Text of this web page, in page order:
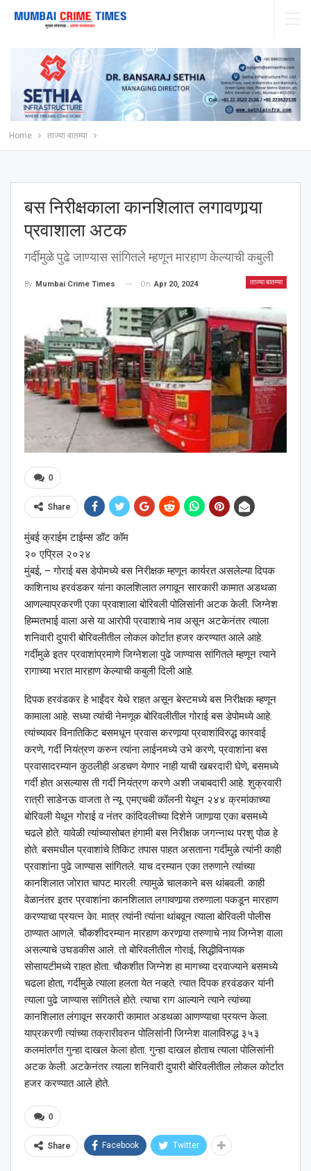
Home ताज्या बातम्या
बस निरीक्षकाला कानशिलात लगावणार्‍या
प्रवाशाला अटक
गर्दीमुळे पुढे जाण्यास सांगितले म्हणून मारहाण केल्याची कबुली
ताज्या बातम्या
By Mumbai Crime Times On Apr 20, 2024
0
Share
मुंबई क्राईम टाईम्स डॉट कॉम
२० एप्रिल २०२४
मुंबई, – गोराई बस डेपोमध्ये बस निरीक्षक म्हणून कार्यरत असलेल्या दिपक
काशिनाथ हरवंडकर यांना कालशिलात लगावून सारकारी कामात अडथळा
आणल्याप्रकरणी एका प्रवाशाला बोरिवली पोलिसांनी अटक केली. जिग्नेश
हिम्मतभाई वाला असे या आरोपी प्रवाशाचे नाव असून अटकेनंतर त्याला
शनिवारी दुपारी बोरिवलीतील लोकल कोर्टात हजर करण्यात आले आहे.
गर्दीमुळे इतर प्रवाशांप्रमाणे जिग्नेशला पुढे जाण्यास सांगितले म्हणून त्याने
रागाच्या भरात मारहाण केल्याची कबुली दिली आहे.
दिपक हरवंडकर हे भाईंदर येथे राहत असून बेस्टमध्ये बस निरीक्षक म्हणून
कामाला आहे. सध्या त्यांची नेमणूक बोरिवलीतील गोराई बस डेपोमध्ये आहे.
त्यांच्यावर विनातिकिट बसमधून प्रवास करणार्‍या प्रवाशांविरुद्ध कारवाई
करणे, गर्दी नियंत्रण करुन त्यांना लाईनमध्ये उभे करणे, प्रवाशांना बस
प्रवासादरम्यान कुठलीही अडचण येणार नाही याची खबरदारी घेणे, बसमध्ये
गर्दी होत असल्यास ती गर्दी नियंत्रण करणे अशी जबाबदारी आहे. शुक्रवारी
रात्री साडेनऊ वाजता ते न्यू. एमएचबी कॉलनी येथून २४४ क्रमांकाच्या
बोरिवली येथून गोराई व नंतर कांदिवलीच्या दिशेने जाणार्‍या एका बसमध्ये
चढले होते. यावेळी त्यांच्यासोबत हंगामी बस निरीक्षक जगन्नाथ परशु पोळ हे
होते. बसमधील प्रवाशांचे तिकिट तपास पाहत असताना गर्दीमुळे त्यांनी काही
प्रवाशांना पुढे जाण्यास सांगितले. याच दरम्यान एका तरुणाने त्यांच्या
कानशिलात जोरात चापट मारली. त्यामुळे चालकाने बस थांबवली. काही
वेळानंतर इतर प्रवाशांना कानशिलात लगावणार्‍या तरुणाला पकडून मारहाण
करण्याचा प्रयत्न केा. मात्र त्यांनी त्यांना थांबवून त्याला बोरिवली पोलीस
ठाण्यात आणले. चौकशीदरम्यान मारहाण करणार्‍या तरुणाचे नाव जिग्नेश वाला
असल्याचे उघडकीस आले. तो बोरिवलीतील गोराई, सिद्धीविनायक
सोसायटीमध्ये राहत होता. चौकशीत जिग्नेश हा मागच्या दरवाज्याने बसमध्ये
चढला होता, गर्दीमुळे त्याला हलता येत नव्हते. त्यात दिपक हरवंडकर यांनी
त्याला पुढे जाण्यास सांगितले होते. त्याचा राग आल्याने त्याने त्यांच्या
कानशिलात लंगावून सरकारी कामात अडथळा आणण्याचा प्रयत्न केला.
याप्रकरणी त्यांच्या तक्रारीवरुन पोलिसांनी जिग्नेश वालाविरुद्ध ३५३
कलमांतर्गत गुन्हा दाखल केला होता. गुन्हा दाखल होताच त्याला पोलिसांनी
अटक केली. अटकेनंतर त्याला शनिवारी दुपारी बोरिवलीतील लोकल कोर्टात
हजर करण्यात आले होते.
0
Share Facebook Twitter